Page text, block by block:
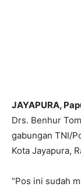
JAYAPURA,
Drs. Benhur
gabungan TNI/
Kota Jayapura,
“Pos ini sudah